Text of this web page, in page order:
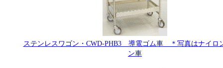
ステンレスワゴン・CWD-PHB3 導電ゴム車 ＊写真はナイロ
ン車